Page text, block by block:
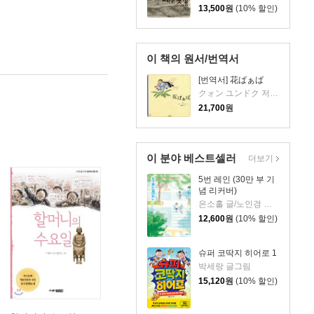
13,500원 (10% 할인)
이 책의 원서/번역서
[번역서] 花ばぁば
クォン ユンドク 저/桑畑 優香 역
21,700원
이 분야 베스트셀러
5번 레인 (30만 부 기
념 리커버)
12,600원 (10% 할인)
슈퍼 코딱지 히어로 1
박세랑 글그림
15,120원 (10% 할인)
더보기